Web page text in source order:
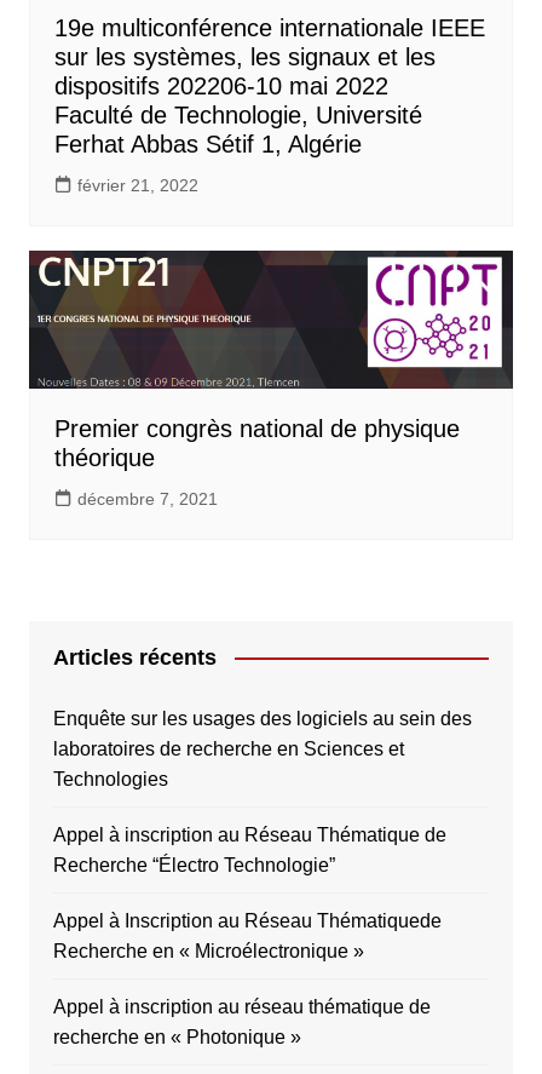
19e multiconférence internationale IEEE
sur les systèmes, les signaux et les
dispositifs 202206-10 mai 2022
Faculté de Technologie, Université
Ferhat Abbas Sétif 1, Algérie
février 21, 2022
Premier congrès national de physique
théorique
décembre 7, 2021
Articles récents
Enquête sur les usages des logiciels au sein des
laboratoires de recherche en Sciences et
Technologies
Appel à inscription au Réseau Thématique de
Recherche “Électro Technologie”
Appel à Inscription au Réseau Thématiquede
Recherche en « Microélectronique »
Appel à inscription au réseau thématique de
recherche en « Photonique »